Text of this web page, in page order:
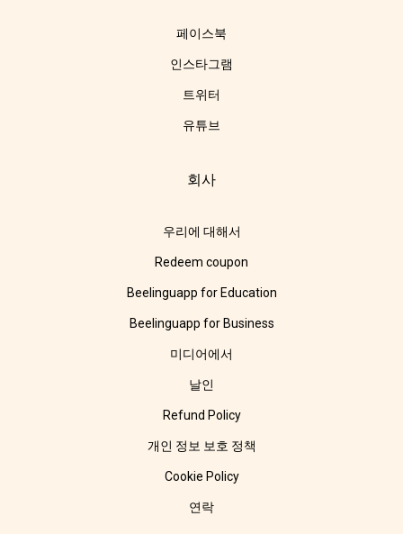
페이스북
인스타그램
트위터
유튜브
회사
우리에 대해서
Redeem coupon
Beelinguapp for Education
Beelinguapp for Business
미디어에서
날인
Refund Policy
개인 정보 보호 정책
Cookie Policy
연락